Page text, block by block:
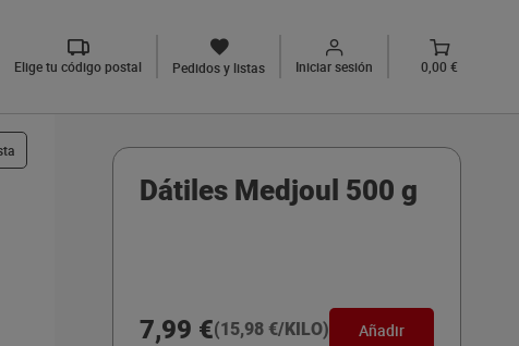
Elige tu código postal Pedidos y listas Iniciar sesión 0,00 €
Dátiles Medjoul 500 g
7,99 €(15,98 €/KILO) Añadir